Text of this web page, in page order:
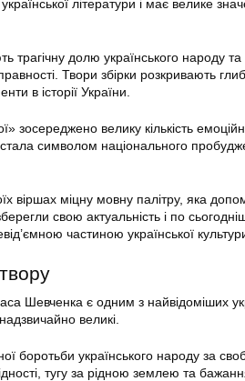
української літератури і має велике
трагічну долю українського народу
Твори збірки розкривають
в історії України.
зосереджено велику кількість
символом національного
віршах міцну мовну палітру, яка
свою актуальність і по
частиною української
Шевченка є одним з найвідоміших
великі.
боротьби українського народу за
тугу за рідною землею та